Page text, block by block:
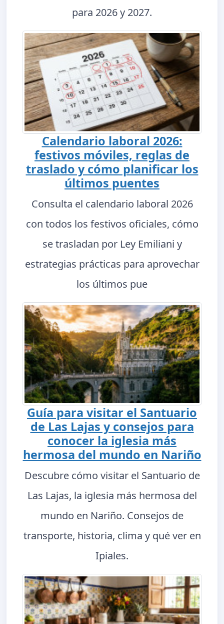
para 2026 y 2027.
Calendario laboral 2026:
festivos móviles, reglas de
traslado y cómo planificar los
últimos puentes
Consulta el calendario laboral 2026
con todos los festivos oficiales, cómo
se trasladan por Ley Emiliani y
estrategias prácticas para aprovechar
los últimos pue
Guía para visitar el Santuario
de Las Lajas y consejos para
conocer la iglesia más
hermosa del mundo en Nariño
Descubre cómo visitar el Santuario de
Las Lajas, la iglesia más hermosa del
mundo en Nariño. Consejos de
transporte, historia, clima y qué ver en
Ipiales.